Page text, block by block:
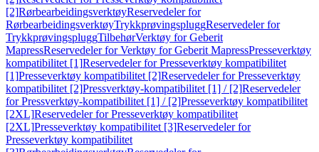
[2]RørbearbeidingsverktøyReservedeler for
RørbearbeidingsverktøyTrykkprøvingspluggReservedeler for
TrykkprøvingspluggTilbehørVerktøy for Geberit
MapressReservedeler for Verktøy for Geberit MapressPresseverktøy
kompatibilitet [1]Reservedeler for Presseverktøy kompatibilitet
[1]Presseverktøy kompatibilitet [2]Reservedeler for Presseverktøy
kompatibilitet [2]Pressverktøy-kompatibilitet [1] / [2]Reservedeler
for Pressverktøy-kompatibilitet [1] / [2]Presseverktøy kompatibilitet
[2XL]Reservedeler for Presseverktøy kompatibilitet
[2XL]Presseverktøy kompatibilitet [3]Reservedeler for
Presseverktøy kompatibilitet